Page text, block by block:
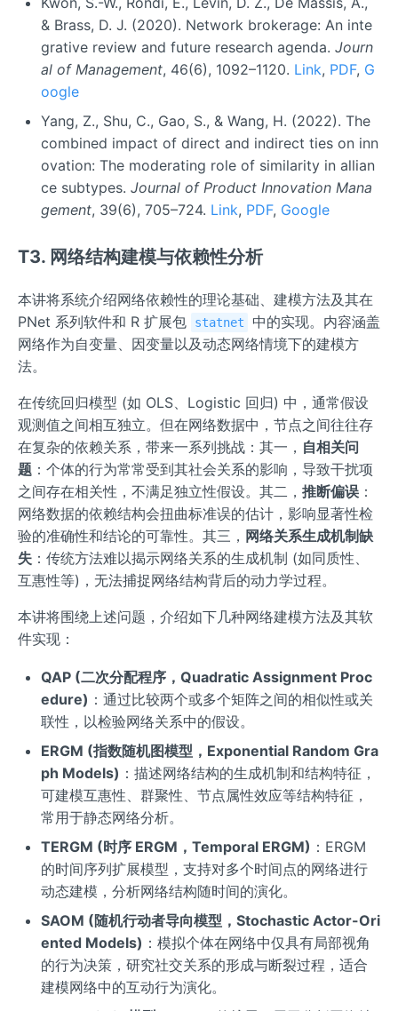
& Brass, D. J. (2020). Network brokerage: An inte
grative review and future research agenda. Journ
al of Management, 46(6), 1092–1120. Link, PDF, G
oogle
Yang, Z., Shu, C., Gao, S., & Wang, H. (2022). The
combined impact of direct and indirect ties on inn
ovation: The moderating role of similarity in allian
ce subtypes. Journal of Product Innovation Mana
gement, 39(6), 705–724. Link, PDF, Google
T3. 网络结构建模与依赖性分析
本讲将系统介绍网络依赖性的理论基础、建模方法及其在
PNet 系列软件和 R 扩展包
statnet
中的实现。内容涵盖
网络作为自变量、因变量以及动态网络情境下的建模方
法。
在传统回归模型 (如 OLS、Logistic 回归) 中，通常假设
观测值之间相互独立。但在网络数据中，节点之间往往存
在复杂的依赖关系，带来一系列挑战：其一， 自相关问
题 ：个体的行为常常受到其社会关系的影响，导致干扰项
之间存在相关性，不满足独立性假设。其二， 推断偏误 ：
网络数据的依赖结构会扭曲标准误的估计，影响显著性检
验的准确性和结论的可靠性。其三， 网络关系生成机制缺
失 ：传统方法难以揭示网络关系的生成机制 (如同质性、
互惠性等)，无法捕捉网络结构背后的动力学过程。
本讲将围绕上述问题，介绍如下几种网络建模方法及其软
件实现：
QAP (二次分配程序，Quadratic Assignment Proc
edure) ：通过比较两个或多个矩阵之间的相似性或关
联性，以检验网络关系中的假设。
ERGM (指数随机图模型，Exponential Random Gra
ph Models) ：描述网络结构的生成机制和结构特征，
可建模互惠性、群聚性、节点属性效应等结构特征，
常用于静态网络分析。
TERGM (时序 ERGM，Temporal ERGM) ：ERGM
的时间序列扩展模型，支持对多个时间点的网络进行
动态建模，分析网络结构随时间的演化。
SAOM (随机行动者导向模型，Stochastic Actor-Ori
ented Models) ：模拟个体在网络中仅具有局部视角
的行为决策，研究社交关系的形成与断裂过程，适合
建模网络中的互动行为演化。